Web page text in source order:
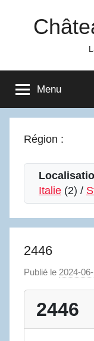
Menu
Région :
Italie (2) /
2446
Publié le 2024-
2446